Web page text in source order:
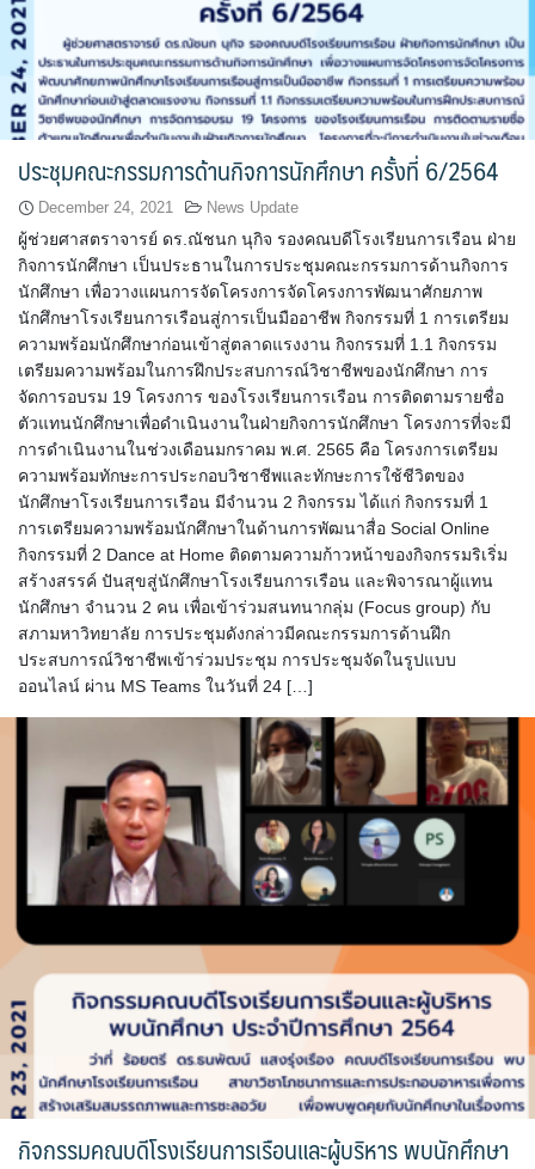
ประชุมคณะกรรมการด้านกิจการนักศึกษา ครั้งที่ 6/2564
December 24, 2021 News Update
ผู้ช่วยศาสตราจารย์ ดร.ณัชนก นุกิจ รองคณบดีโรงเรียนการเรือน ฝ่าย
กิจการนักศึกษา เป็นประธานในการประชุมคณะกรรมการด้านกิจการ
นักศึกษา เพื่อวางแผนการจัดโครงการจัดโครงการพัฒนาศักยภาพ
นักศึกษาโรงเรียนการเรือนสู่การเป็นมืออาชีพ กิจกรรมที่ 1 การเตรียม
ความพร้อมนักศึกษาก่อนเข้าสู่ตลาดแรงงาน กิจกรรมที่ 1.1 กิจกรรม
เตรียมความพร้อมในการฝึกประสบการณ์วิชาชีพของนักศึกษา การ
จัดการอบรม 19 โครงการ ของโรงเรียนการเรือน การติดตามรายชื่อ
ตัวแทนนักศึกษาเพื่อดำเนินงานในฝ่ายกิจการนักศึกษา โครงการที่จะมี
การดำเนินงานในช่วงเดือนมกราคม พ.ศ. 2565 คือ โครงการเตรียม
ความพร้อมทักษะการประกอบวิชาชีพและทักษะการใช้ชีวิตของ
นักศึกษาโรงเรียนการเรือน มีจำนวน 2 กิจกรรม ได้แก่ กิจกรรมที่ 1
การเตรียมความพร้อมนักศึกษาในด้านการพัฒนาสื่อ Social Online
กิจกรรมที่ 2 Dance at Home ติดตามความก้าวหน้าของกิจกรรมริเริ่ม
สร้างสรรค์ ปันสุขสู่นักศึกษาโรงเรียนการเรือน และพิจารณาผู้แทน
นักศึกษา จำนวน 2 คน เพื่อเข้าร่วมสนทนากลุ่ม (Focus group) กับ
สภามหาวิทยาลัย การประชุมดังกล่าวมีคณะกรรมการด้านฝึก
ประสบการณ์วิชาชีพเข้าร่วมประชุม การประชุมจัดในรูปแบบ
ออนไลน์ ผ่าน MS Teams ในวันที่ 24 […]
กิจกรรมคณบดีโรงเรียนการเรือนและผู้บริหาร พบนักศึกษา